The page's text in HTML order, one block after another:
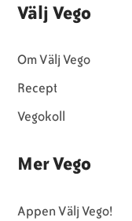
Välj Vego
Om Välj Vego
Recept
Vegokoll
Mer Vego
Appen Välj Vego!